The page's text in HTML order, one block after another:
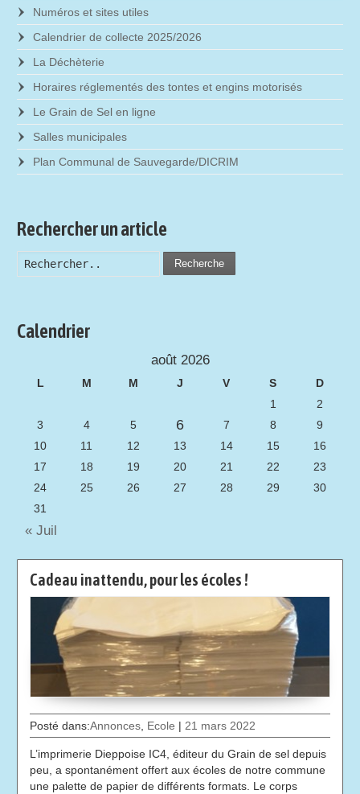
Cadeau inattendu, pour les écoles !
Posté dans:Annonces, Ecole | 21 mars 2022
L’imprimerie Dieppoise IC4, éditeur du Grain de sel depuis
peu, a spontanément offert aux écoles de notre commune
une palette de papier de différents formats. Le corps
Numéros et sites utiles
Calendrier de collecte 2025/2026
La Déchèterie
Horaires réglementés des tontes et engins motorisés
Le Grain de Sel en ligne
Salles municipales
Plan Communal de Sauvegarde/DICRIM
Rechercher un article
Recherche
Calendrier
août 2026
L M M J V S
D
1
2
3
4 5 6 7 8
9
10
11 12 13 14 15
16
17
18 19 20 21 22
23
24
25 26 27 28 29
30
31
« Juil